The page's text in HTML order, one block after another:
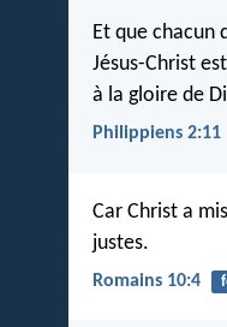
Et que chacun
Jésus-Christ
à la gloire de
Philippiens 2:11
Car Christ a
justes.
Romains 10:4